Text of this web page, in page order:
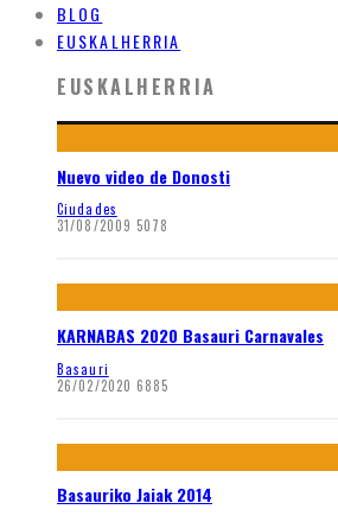
BLOG
EUSKALHERRIA
EUSKALHERRIA
Nuevo video de Donosti
Ciudades
31/08/2009 5078
KARNABAS 2020 Basauri Carnavales
Basauri
26/02/2020 6885
Basauriko Jaiak 2014